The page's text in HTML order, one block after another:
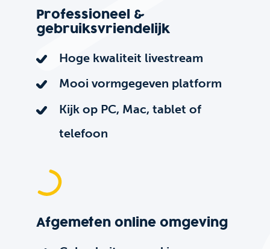
Professioneel &
gebruiksvriendelijk
Hoge kwaliteit livestream
Mooi vormgegeven platform
Kijk op PC, Mac, tablet of
telefoon
Afgemeten online omgeving